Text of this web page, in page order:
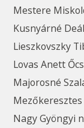
Mestere
Kusnyárné
Lieszkovszky
Lovas Anett
Majorosné
Mezőkeresztes
Nagy Gyöngyi